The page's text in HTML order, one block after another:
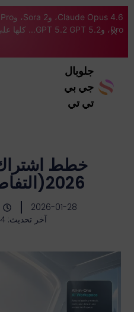
Pro، وGPT 5.2 GPT 5.2... كلها على نظام Pro. 46% OFF
جلوبال
جي بي
تي تي
2026(التفاصيل الكاملة)
2026-01-28
آخر تحديث: 4 أغسطس 2026